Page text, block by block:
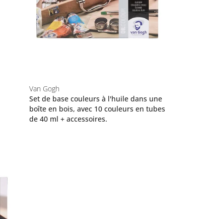
Van Gogh
Set de base couleurs à l'huile dans une
boîte en bois, avec 10 couleurs en tubes
de 40 ml + accessoires.